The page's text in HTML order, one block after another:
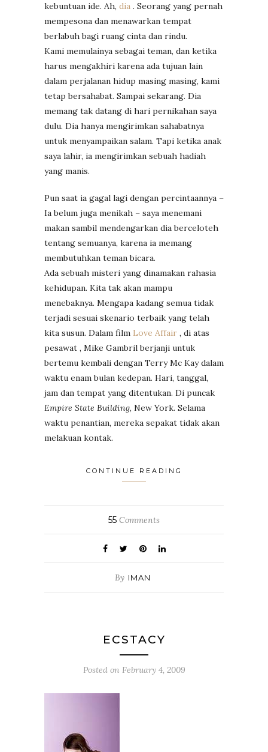
kebuntuan ide. Ah, dia . Seorang yang pernah
mempesona dan menawarkan tempat
berlabuh bagi ruang cinta dan rindu.
Kami memulainya sebagai teman, dan ketika
harus mengakhiri karena ada tujuan lain
dalam perjalanan hidup masing masing, kami
tetap bersahabat. Sampai sekarang. Dia
memang tak datang di hari pernikahan saya
dulu. Dia hanya mengirimkan sahabatnya
untuk menyampaikan salam. Tapi ketika anak
saya lahir, ia mengirimkan sebuah hadiah
yang manis.
Pun saat ia gagal lagi dengan percintaannya –
Ia belum juga menikah – saya menemani
makan sambil mendengarkan dia berceloteh
tentang semuanya, karena ia memang
membutuhkan teman bicara.
Ada sebuah misteri yang dinamakan rahasia
kehidupan. Kita tak akan mampu
menebaknya. Mengapa kadang semua tidak
terjadi sesuai skenario terbaik yang telah
kita susun. Dalam film Love Affair , di atas
pesawat , Mike Gambril berjanji untuk
bertemu kembali dengan Terry Mc Kay dalam
waktu enam bulan kedepan. Hari, tanggal,
jam dan tempat yang ditentukan. Di puncak
Empire State Building, New York. Selama
waktu penantian, mereka sepakat tidak akan
melakuan kontak.
CONTINUE READING
55 Comments
By IMAN
ECSTACY
Posted on February 4, 2009